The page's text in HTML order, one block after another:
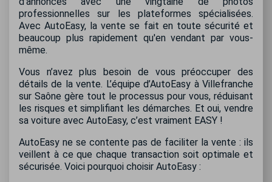
professionnelles sur les plateformes spécialisées.
Avec AutoEasy, la vente se fait en toute sécurité et
beaucoup plus rapidement qu'en vendant par vous-
même.
Vous n’avez plus besoin de vous préoccuper des
détails de la vente. L’équipe d’AutoEasy à Villefranche
sur Saône gère tout le processus pour vous, réduisant
les risques et simplifiant les démarches. Et oui, vendre
sa voiture avec AutoEasy, c’est vraiment EASY !
AutoEasy ne se contente pas de faciliter la vente : ils
veillent à ce que chaque transaction soit optimale et
sécurisée. Voici pourquoi choisir AutoEasy :